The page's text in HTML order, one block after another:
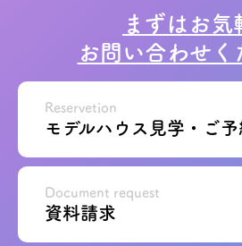
モデルハウス見学・ご予
お問い合わせ
まずはお気
お問い合わせく
モデルハウス見学・ご予
Reservetion
資料請求
Document request